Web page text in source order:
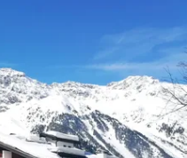
per adempiere al contratto.
e sulla possibilità di farlo.
nostra
possono essere
sull'utilizzo dei dati
consultate qui
Privacy